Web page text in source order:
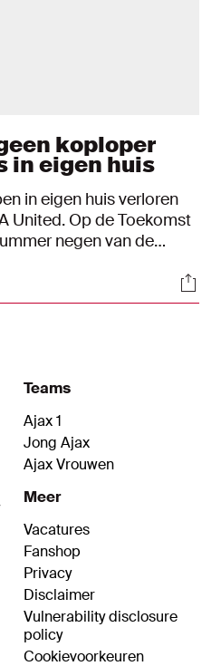
koploper
in eigen huis
in eigen huis verloren
United. Op de Toekomst
negen van de
de Enschedeërs de
Teams
Ajax 1
Jong Ajax
Ajax Vrouwen
Meer
Vacatures
Fanshop
Privacy
Disclaimer
Vulnerability disclosure
policy
Cookievoorkeuren